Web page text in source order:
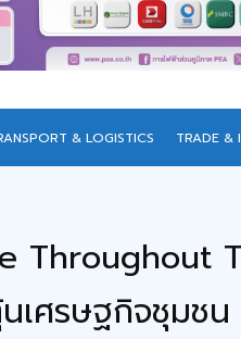
& LOGISTICS TRADE &
Throughout
เศรษฐกิจชุมชน